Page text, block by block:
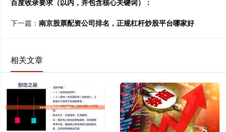
下一篇： 南京股票配资公司排名，正规杠杆炒股平台哪家好
相关文章